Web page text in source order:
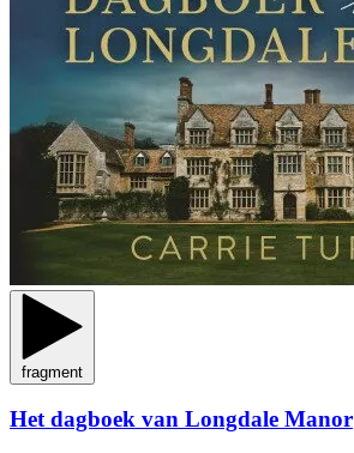
fragment
Het dagboek van Longdale Manor